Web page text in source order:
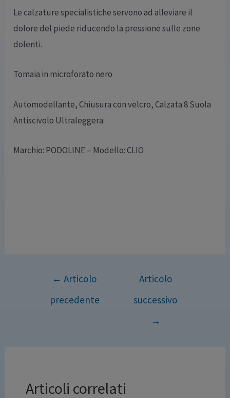
Le calzature specialistiche servono ad alleviare il
dolore del piede riducendo la pressione sulle zone
dolenti.
Tomaia in microforato nero
Automodellante, Chiusura con velcro, Calzata 8 Suola
Antiscivolo Ultraleggera.
Marchio: PODOLINE – Modello: CLIO
← Articolo
precedente
Articolo
successivo
→
Articoli correlati